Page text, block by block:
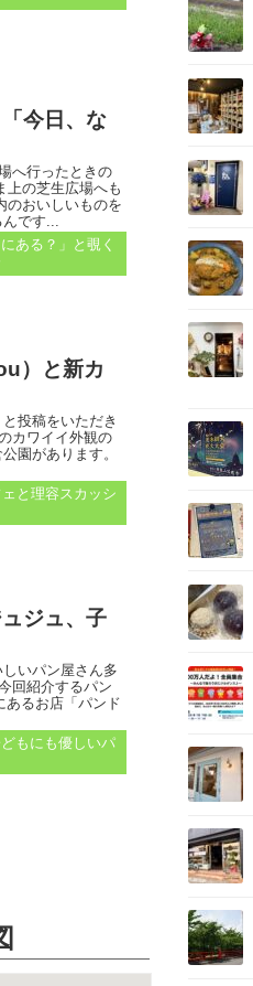
今日、な
へ行ったときの
上の芝生広場へも
のおいしいものを
です...
ある？」と覗く
）と新カ
投稿をいただき
カワイイ外観の
園があります。
と理容スカッシ
ジュ、子
いパン屋さん多
回紹介するパン
あるお店「パンド
もにも優しいパ